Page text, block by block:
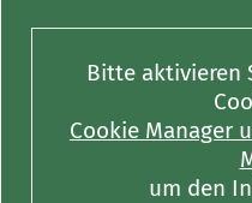
Bitte aktivieren
Cookie Manager
um den